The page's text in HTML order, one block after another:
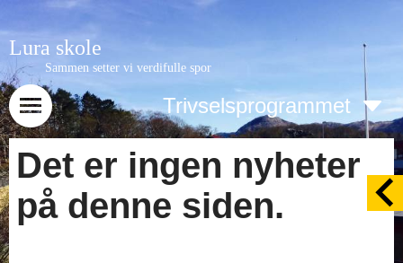
Lura skole
Sammen setter vi verdifulle spor
Trivselsprogrammet
Det er ingen nyheter
på denne siden.